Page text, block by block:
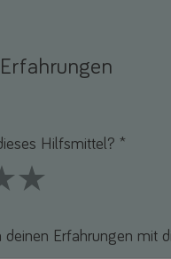
Hilfsmittel? *
deinen Erfahrungen mit